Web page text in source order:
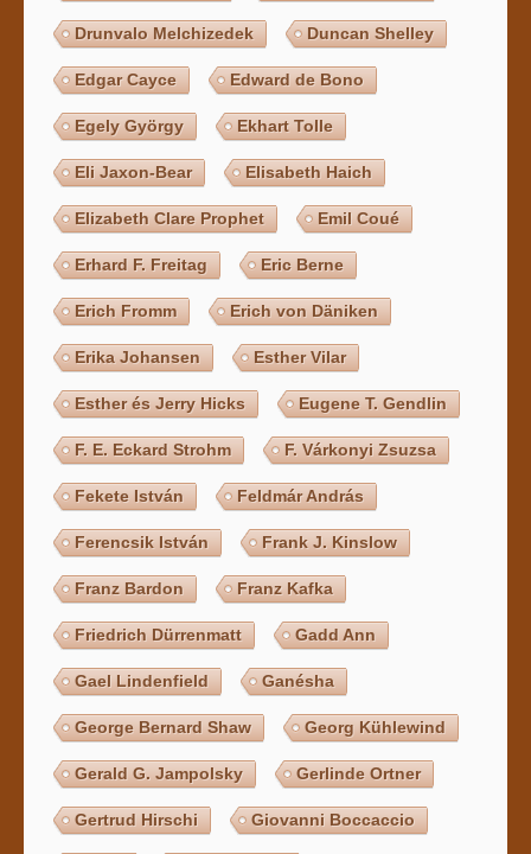
Drunvalo Melchizedek Duncan Shelley
Edgar Cayce Edward de Bono
Egely György Ekhart Tolle
Eli Jaxon-Bear Elisabeth Haich
Elizabeth Clare Prophet Emil Coué
Erhard F. Freitag Eric Berne
Erich Fromm Erich von Däniken
Erika Johansen Esther Vilar
Esther és Jerry Hicks Eugene T. Gendlin
F. E. Eckard Strohm F. Várkonyi Zsuzsa
Fekete István Feldmár András
Ferencsik István Frank J. Kinslow
Franz Bardon Franz Kafka
Friedrich Dürrenmatt Gadd Ann
Gael Lindenfield Ganésha
George Bernard Shaw Georg Kühlewind
Gerald G. Jampolsky Gerlinde Ortner
Gertrud Hirschi Giovanni Boccaccio